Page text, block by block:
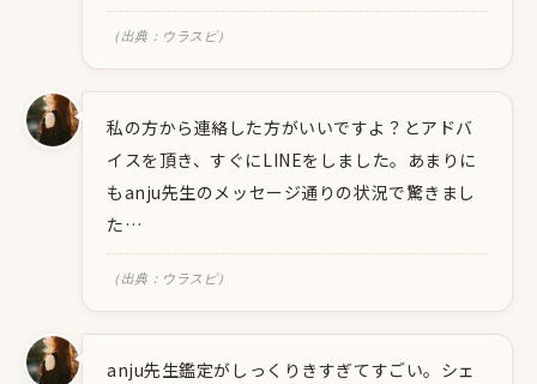
（出典：ウラスピ）
私の方から連絡した方がいいですよ？とアドバ
イスを頂き、すぐにLINEをしました。あまりに
もanju先生のメッセージ通りの状況で驚きまし
た…
（出典：ウラスピ）
anju先生鑑定がしっくりきすぎてすごい。シェ